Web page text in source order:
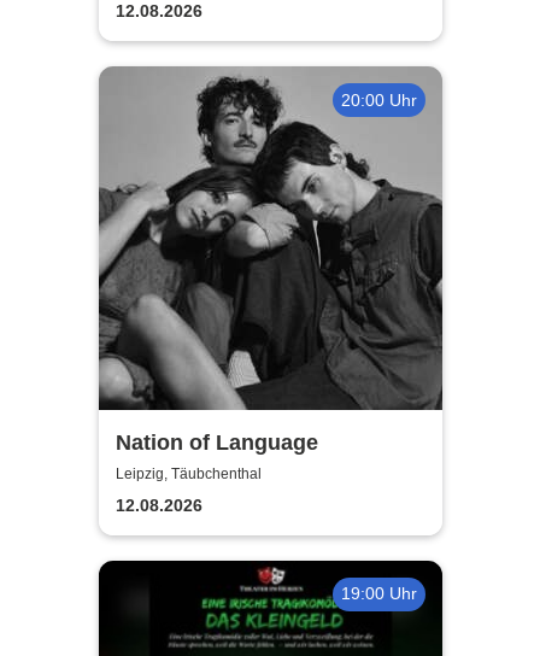
12.08.2026
20:00 Uhr
Nation of Language
Leipzig, Täubchenthal
12.08.2026
19:00 Uhr